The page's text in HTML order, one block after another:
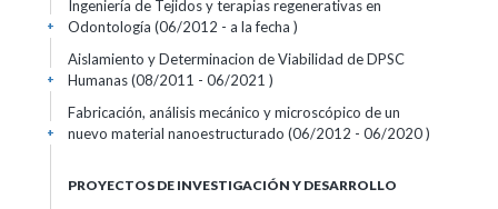
Ingeniería de Tejidos y terapias regenerativas en
Odontología (06/2012 - a la fecha )
+
Aislamiento y Determinacion de Viabilidad de DPSC
Humanas (08/2011 - 06/2021 )
+
Fabricación, análisis mecánico y microscópico de un
nuevo material nanoestructurado (06/2012 - 06/2020 )
+
PROYECTOS DE INVESTIGACIÓN Y DESARROLLO